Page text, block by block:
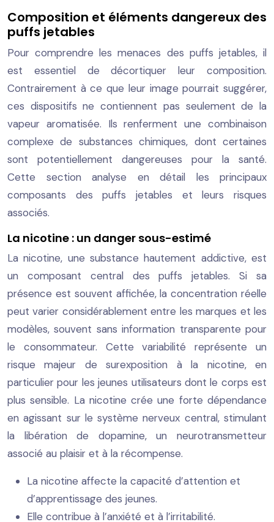
Composition et éléments dangereux des
puffs jetables
Pour comprendre les menaces des puffs jetables, il
est essentiel de décortiquer leur composition.
Contrairement à ce que leur image pourrait suggérer,
ces dispositifs ne contiennent pas seulement de la
vapeur aromatisée. Ils renferment une combinaison
complexe de substances chimiques, dont certaines
sont potentiellement dangereuses pour la santé.
Cette section analyse en détail les principaux
composants des puffs jetables et leurs risques
associés.
La nicotine : un danger sous-estimé
La nicotine, une substance hautement addictive, est
un composant central des puffs jetables. Si sa
présence est souvent affichée, la concentration réelle
peut varier considérablement entre les marques et les
modèles, souvent sans information transparente pour
le consommateur. Cette variabilité représente un
risque majeur de surexposition à la nicotine, en
particulier pour les jeunes utilisateurs dont le corps est
plus sensible. La nicotine crée une forte dépendance
en agissant sur le système nerveux central, stimulant
la libération de dopamine, un neurotransmetteur
associé au plaisir et à la récompense.
La nicotine affecte la capacité d’attention et
d’apprentissage des jeunes.
Elle contribue à l’anxiété et à l’irritabilité.